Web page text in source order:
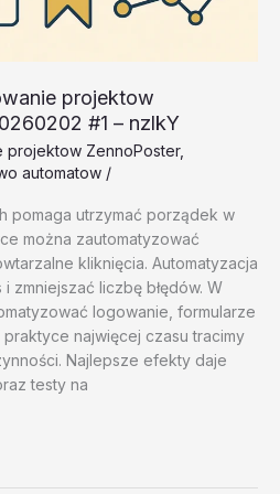
projektow
#1 – nzlkY
projektow ZennoPoster,
automatow /
pomaga utrzymać porządek w
można zautomatyzować
kliknięcia. Automatyzacja
zmniejszać liczbę błędów. W
logowanie, formularze
najwięcej czasu tracimy
Najlepsze efekty daje
testy na